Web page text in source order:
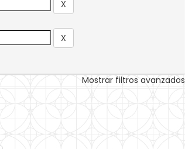
Mostrar filtros avanzados